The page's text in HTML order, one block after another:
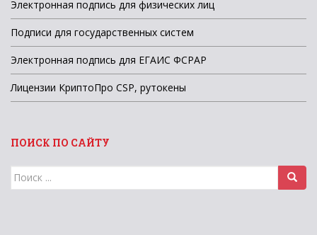
Электронная подпись для физических лиц
Подписи для государственных систем
Электронная подпись для ЕГАИС ФСРАР
Лицензии КриптоПро CSP, рутокены
ПОИСК ПО САЙТУ
Поиск
для: